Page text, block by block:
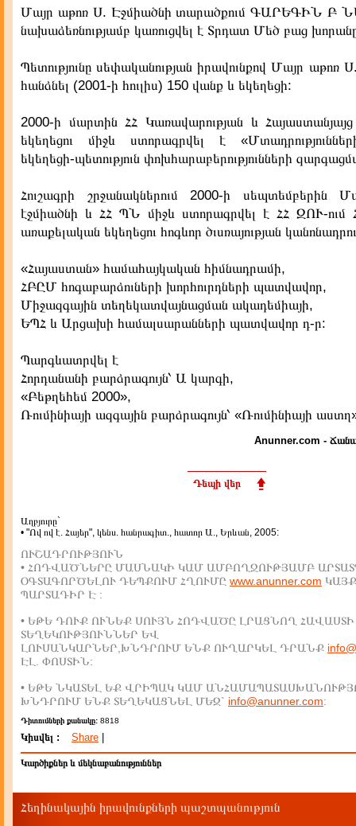
Մայր աթոռ Ս. Էջմիածնի տարածքում ԳԱՐԵԳԻՆ Բ
նախաձեռնությամբ կառուցվել է Տրդատ Մեծ բաց
Պետությունը սեփականության իրավունքով Մայր աթոռ
հանձնել (2001-ի հուլիս) 150 վանք և եկեղեցի:
2000-ի մարտին ՀՀ Կառավարության և
եկեղեցու միջև ստորագրվել է
եկեղեցի-պետություն փոխհարաբերությունների
Հուշագրի շրջանակներում 2000-ի սեպտեմբերին
էջմիածնի և ՀՀ ՊՆ միջև ստորագրվել է ՀՀ ԶՈՒ-ում
առաքելական եկեղեցու հոգևոր ծւսռայության
«Հայաստան» համահայկական հիմնադրամի,
ՀԲԸՄ հոգաբարձուների խորհուրդների պատվավոր,
Միջազգային տեղեկատվայնացման ակադեմիայի,
ԵՊՀ և Արցախի համալսարանների պատվավոր դ-ր:
Պարգևատրվել է
Հորդանանի բարձրագույն՝ Ա կարգի,
«Բեթղեհեմ 2000»,
Ռումինիայի ազգային բարձրագույն՝ «Ռումինիայի
Anunner.com -
Դեպի վեր
Աղբյուրը`
• "Ով ով է. Հայեր", կենս. հանրագիտ., հատոր Ա., Երևան, 2005:
ՈՒՇԱԴՐՈՒԹՅՈՒՆ
• ՀՈԴՎԱԾՆԵՐԸ ՄԱՍՆԱԿԻ ԿԱՄ ԱՄԲՈՂՋՈՒԹՅԱՄԲ
ՕԳՏԱԳՈՐԾԵԼՈՒ ԴԵՊՔՈՒՄ ՀՂՈՒՄԸ www.anunner.com
ՊԱՐՏԱԴԻՐ Է :
• ԵԹԵ ԴՈՒՔ ՈՒՆԵՔ ՍՈՒՅՆ ՀՈԴՎԱԾԸ ԼՐԱՑՆՈՂ ՀԱՎԱՍՏԻ
ՏԵՂԵԿՈՒԹՅՈՒՆՆԵՐ ԵՎ
ԼՈՒՍԱՆԿԱՐՆԵՐ,ԽՆԴՐՈՒՄ ԵՆՔ ՈՒՂԱՐԿԵԼ ԴՐԱՆՔ
ԷԼ. ՓՈՍՏԻՆ:
• ԵԹԵ ՆԿԱՏԵԼ ԵՔ ՎՐԻՊԱԿ ԿԱՄ
ԽՆԴՐՈՒՄ ԵՆՔ ՏԵՂԵԿԱՑՆԵԼ ՄԵԶ` info@anunner.com:
Դիտումների քանակը: 8818
Կիսվել : Share
Կարծիքներ և մեկնաբանություններ
Հեղինակային իրավունքների պաշտպանություն